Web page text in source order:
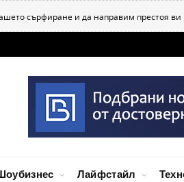
сърфиране и да направим престоя ви
Лайфстайл